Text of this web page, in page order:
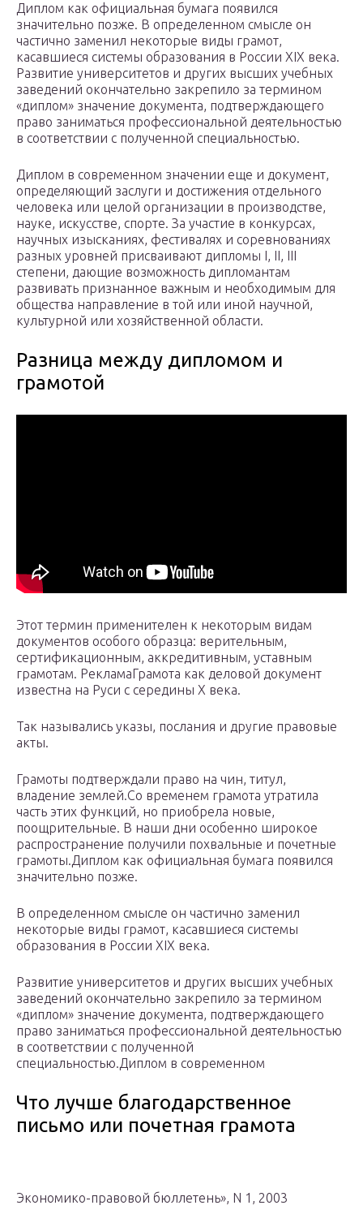
Диплом как официальная бумага появился
значительно позже. В определенном смысле он
частично заменил некоторые виды грамот,
касавшиеся системы образования в России XIX века.
Развитие университетов и других высших учебных
заведений окончательно закрепило за термином
«диплом» значение документа, подтверждающего
право заниматься профессиональной деятельностью
в соответствии с полученной специальностью.
Диплом в современном значении еще и документ,
определяющий заслуги и достижения отдельного
человека или целой организации в производстве,
науке, искусстве, спорте. За участие в конкурсах,
научных изысканиях, фестивалях и соревнованиях
разных уровней присваивают дипломы I, II, III
степени, дающие возможность дипломантам
развивать признанное важным и необходимым для
общества направление в той или иной научной,
культурной или хозяйственной области.
Разница между дипломом и
грамотой
Этот термин применителен к некоторым видам
документов особого образца: верительным,
сертификационным, аккредитивным, уставным
грамотам. РекламаГрамота как деловой документ
известна на Руси с середины X века.
Так назывались указы, послания и другие правовые
акты.
Грамоты подтверждали право на чин, титул,
владение землей.Со временем грамота утратила
часть этих функций, но приобрела новые,
поощрительные. В наши дни особенно широкое
распространение получили похвальные и почетные
грамоты.Диплом как официальная бумага появился
значительно позже.
В определенном смысле он частично заменил
некоторые виды грамот, касавшиеся системы
образования в России XIX века.
Развитие университетов и других высших учебных
заведений окончательно закрепило за термином
«диплом» значение документа, подтверждающего
право заниматься профессиональной деятельностью
в соответствии с полученной
специальностью.Диплом в современном
Что лучше благодарственное
письмо или почетная грамота
Экономико-правовой бюллетень», N 1, 2003